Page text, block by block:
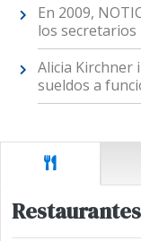
En 2009,
los secretarios
Alicia Kirchner
sueldos a
Restaurantes